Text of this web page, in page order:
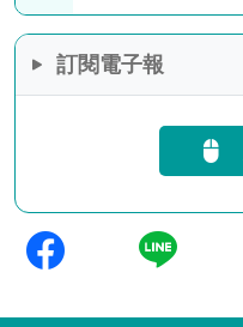
訂閱電子報